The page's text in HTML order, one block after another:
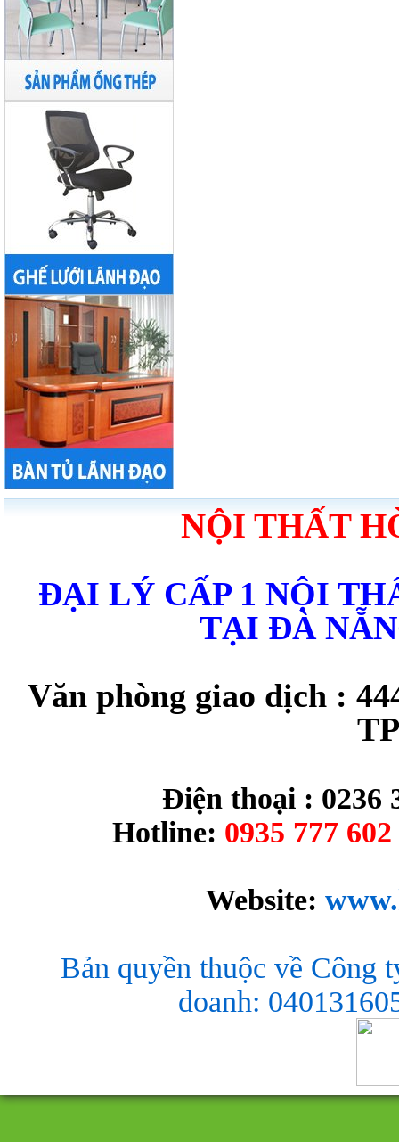
NỘI THẤT
ĐẠI LÝ CẤP 1 NỘI
TẠI ĐÀ
Văn phòng giao dịch :
Điện thoại : 0236
Hotline: 0935 777
Website:
Bản quyền thuộc về Công
doanh: